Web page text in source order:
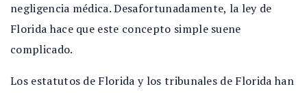
negligencia médica. Desafortunadamente, la ley de
Florida hace que este concepto simple suene
complicado.
Los estatutos de Florida y los tribunales de Florida han